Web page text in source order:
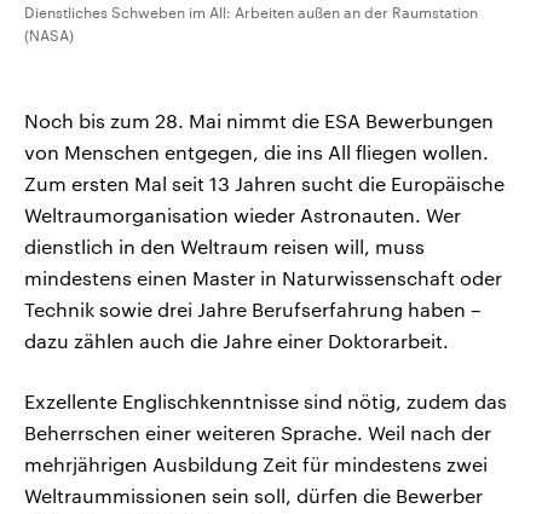
Dienstliches Schweben im All: Arbeiten außen an der Raumstation
(NASA)
Noch bis zum 28. Mai nimmt die ESA Bewerbungen
von Menschen entgegen, die ins All fliegen wollen.
Zum ersten Mal seit 13 Jahren sucht die Europäische
Weltraumorganisation wieder Astronauten. Wer
dienstlich in den Weltraum reisen will, muss
mindestens einen Master in Naturwissenschaft oder
Technik sowie drei Jahre Berufserfahrung haben –
dazu zählen auch die Jahre einer Doktorarbeit.
Exzellente Englischkenntnisse sind nötig, zudem das
Beherrschen einer weiteren Sprache. Weil nach der
mehrjährigen Ausbildung Zeit für mindestens zwei
Weltraummissionen sein soll, dürfen die Bewerber